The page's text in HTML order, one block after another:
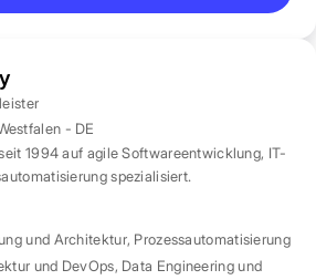
- DE
1994 auf agile Softwareentwicklung, IT-
spezialisiert.
und Architektur, Prozessautomatisierung
und DevOps, Data Engineering und